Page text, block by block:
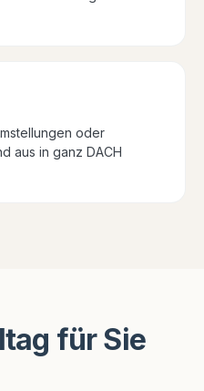
oder
aus in ganz DACH
für Sie